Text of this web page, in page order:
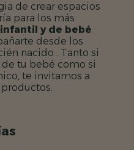
de crear espacios
para los más
y de bebé
desde los
nacido . Tanto si
tu bebé como si
te invitamos a